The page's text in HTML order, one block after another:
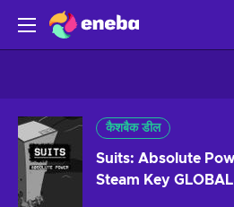
कैशबैक डील
Suits: Absolute
Steam Key GLOBAL